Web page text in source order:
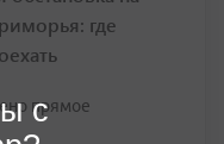
где
прямое
с